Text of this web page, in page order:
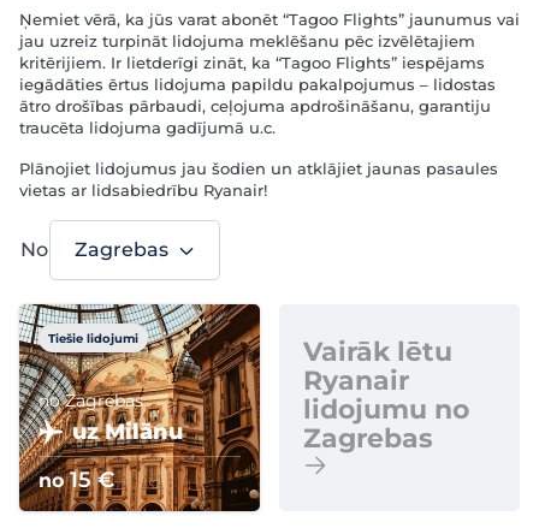
Ņemiet vērā, ka jūs varat abonēt “Tagoo Flights” jaunumus vai
jau uzreiz turpināt lidojuma meklēšanu pēc izvēlētajiem
kritērijiem. Ir lietderīgi zināt, ka “Tagoo Flights” iespējams
iegādāties ērtus lidojuma papildu pakalpojumus – lidostas
ātro drošības pārbaudi, ceļojuma apdrošināšanu, garantiju
traucēta lidojuma gadījumā u.c.
Plānojiet lidojumus jau šodien un atklājiet jaunas pasaules
vietas ar lidsabiedrību Ryanair!
No Zagrebas
Tiešie lidojumi
no Zagrebas
uz Milānu
no15 €
Vairāk lētu
Ryanair
lidojumu no
Zagrebas